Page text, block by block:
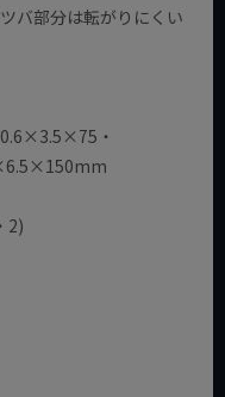
バ部分は転がりにくい
・
2)